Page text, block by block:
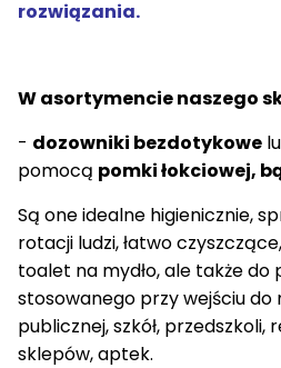
rozwiązania.
W asortymencie naszego
- dozowniki bezdotykowe
pomocą pomki łokciowej,
Są one idealne higienicznie,
rotacji ludzi, łatwo
toalet na mydło, ale także do
stosowanego przy wejściu do
publicznej, szkół, przedszkoli,
sklepów, aptek.